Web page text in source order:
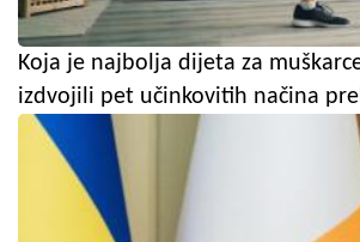
Koja je najbolja dijeta za
izdvojili pet učinkovitih načina